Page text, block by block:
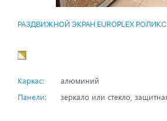
РАЗДВИЖНОЙ ЭКРАН EUROPLEX
Каркас:
алюминий
Панели:
зеркало или стекло,